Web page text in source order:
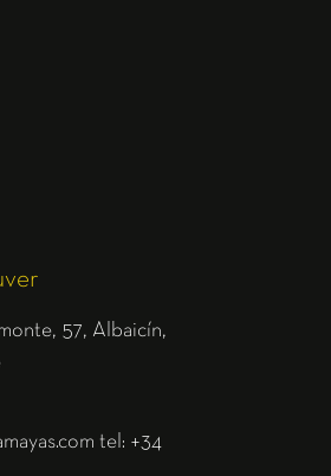
57, Albaicín,
tel: +34